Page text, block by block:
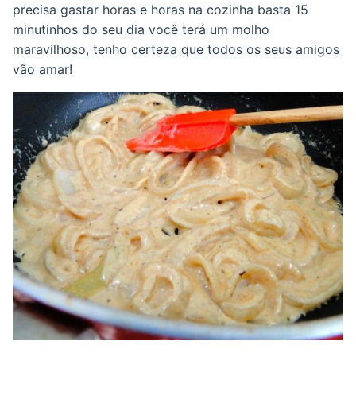
precisa gastar horas e horas na cozinha basta 15
minutinhos do seu dia você terá um molho
maravilhoso, tenho certeza que todos os seus amigos
vão amar!